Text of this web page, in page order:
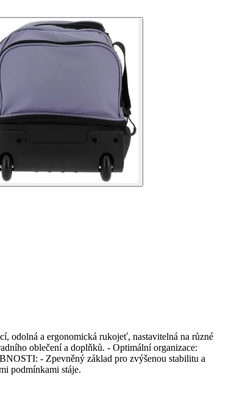
odolná a ergonomická rukojeť, nastavitelná na různé
oblečení a doplňků. - Optimální organizace:
- Zpevněný základ pro zvýšenou stabilitu a
podmínkami stáje.